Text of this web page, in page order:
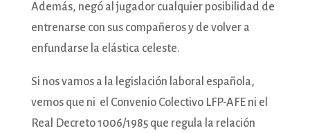
Además, negó al jugador cualquier posibilidad de
entrenarse con sus compañeros y de volver a
enfundarse la elástica celeste.
Si nos vamos a la legislación laboral española,
vemos que ni el Convenio Colectivo LFP-AFE ni el
Real Decreto 1006/1985 que regula la relación